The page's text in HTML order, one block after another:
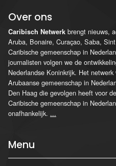
Over ons
Caribisch Netwerk brengt nieuws,
Aruba, Bonaire, Curaçao, Saba,
Caribische gemeenschap in
journalisten volgen we de
Nederlandse Koninkrijk. Het
Arubaanse gemeenschap in
Den Haag die gevolgen heeft voor
Caribische gemeenschap in
onafhankelijk. ...
Menu